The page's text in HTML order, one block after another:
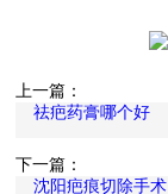
上一篇：
祛疤药膏哪个好
下一篇：
沈阳疤痕切除手术